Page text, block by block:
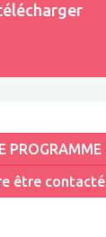
PROGRAMME
être contacté